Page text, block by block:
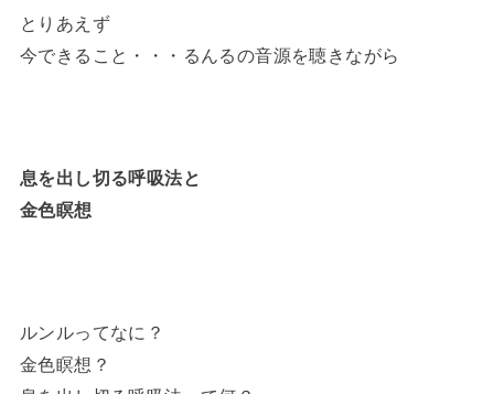
とりあえず
今できること・・・るんるの音源を聴きながら
息を出し切る呼吸法と
金色瞑想
ルンルってなに？
金色瞑想？